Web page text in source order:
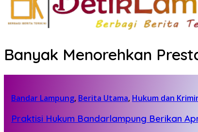
Banyak Menorehkan
Bandar Lampung, Berita Utama, Hukum dan
Praktisi Hukum Bandarlampung Berikan